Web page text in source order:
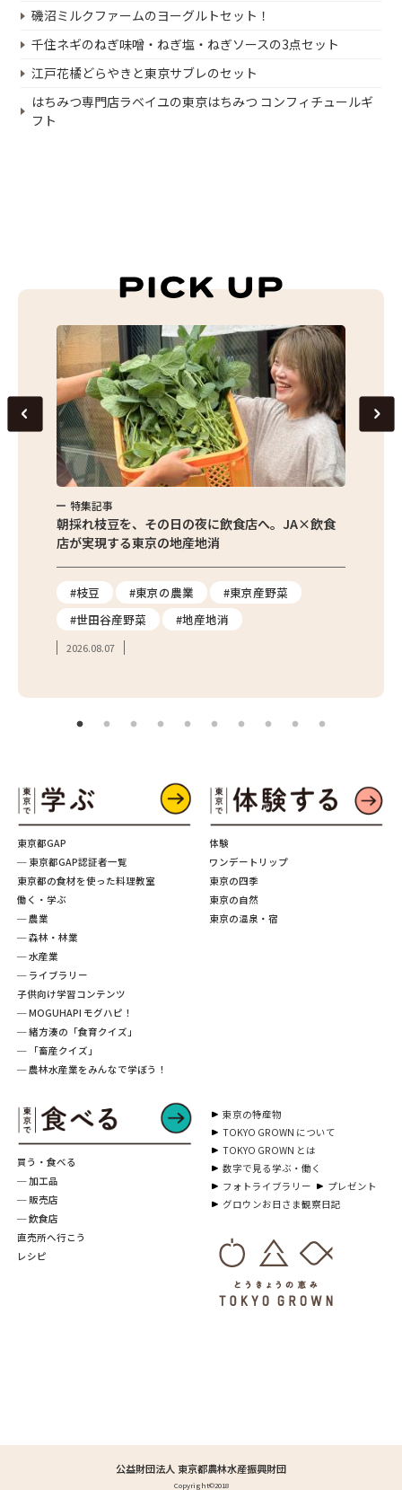
磯沼ミルクファームのヨーグルトセット！
千住ネギのねぎ味噌・ねぎ塩・ねぎソースの3点セット
江戸花橘どらやきと東京サブレのセット
はちみつ専門店ラベイユの東京はちみつ コンフィチュールギ
フト
東京発銘柄豚 TOKYO X しゃぶしゃぶセット
八丈島産有機レモン黒酢と万能調味料のセット
おつかれさまカレーセット
フロマージュ・デュ・テロワールのチーズセット
東京の老舗メーカー・トキハソースの厳選ソースセット
大多摩ハムのMATOIプレミアム TOKYO X桜燻ハム6品詰合せ
風の散歩道 レモンケーキ
ゆずりは工房の東京産ジャムセット！
特集記事
朝採れ枝豆を、その日の夜に飲食店へ。JA×飲食
店が実現する東京の地産地消
#枝豆 #東京の農業
#東京産野菜
#世田谷産野菜
#地産地消
2026.08.07
東京都GAP
─ 東京都GAP認証者一覧
東京都の食材を使った料理教室
働く・学ぶ
─ 農業
─ 森林・林業
─ 水産業
─ ライブラリー
子供向け学習コンテンツ
─ MOGUHAPI モグハピ！
─ 緒方湊の「食育クイズ」
─ 「畜産クイズ」
─ 農林水産業をみんなで学ぼう！
買う・食べる
─ 加工品
─ 販売店
─ 飲食店
直売所へ行こう
レシピ
体験
ワンデートリップ
東京の四季
東京の自然
東京の温泉・宿
東京の特産物
TOKYO GROWN について
TOKYO GROWN とは
数字で見る学ぶ・働く
フォトライブラリー
プレゼント
グロウンお日さま観察日記
公益財団法人 東京都農林水産振興財団
Copyright©2018